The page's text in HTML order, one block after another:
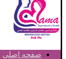
صفحه اصلی